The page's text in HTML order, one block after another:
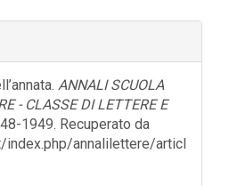
ANNALI SCUOLA
- CLASSE DI LETTERE E
1949. Recuperato da
index.php/annalilettere/articl